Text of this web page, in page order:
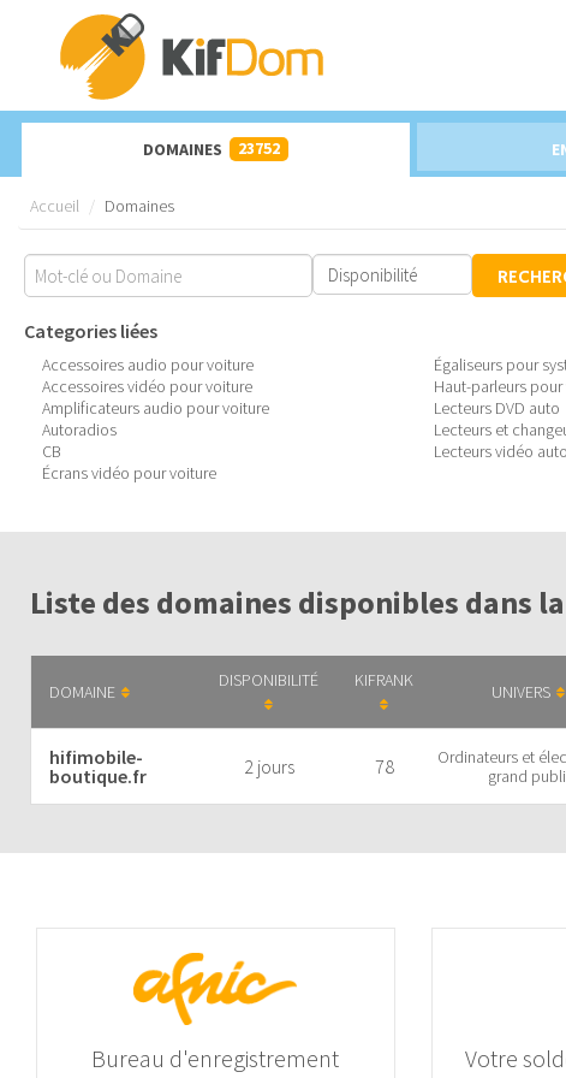
DOMAINES 23752
Accueil Domaines
Categories liées
Accessoires audio pour voiture
Accessoires vidéo pour voiture
Amplificateurs audio pour voiture
Autoradios
CB
Écrans vidéo pour voiture
Égaliseurs pour
Haut-parleurs
Lecteurs DVD auto
Lecteurs et
Lecteurs vidéo
Liste des domaines disponibles dans
DOMAINE
DISPONIBILITÉ KIFRANK
UNIVERS
hifimobile-
boutique.fr
2 jours 78
Ordinateurs et
grand
Bureau d'enregistrement
Votre